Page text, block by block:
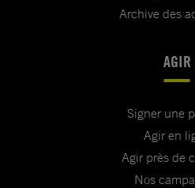
Archive des
AGIR
Signer une
Agir en
Agir près de
Nos